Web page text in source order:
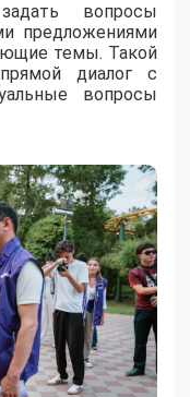
вопросы
предложениями
темы. Такой
диалог с
вопросы